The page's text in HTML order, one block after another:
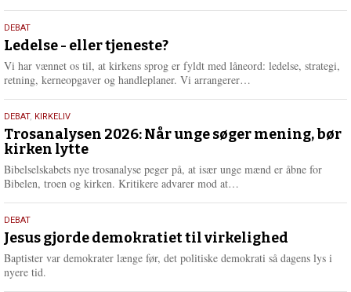
e
r
e
10.
juni
2026
DEBAT
Ledelse - eller tjeneste?
Vi har vænnet os til, at kirkens sprog er fyldt med låneord: ledelse, strategi,
retning, kerneopgaver og handleplaner. Vi arrangerer…
e
2.
juni
2026
DEBAT, KIRKELIV
Trosanalysen 2026: Når unge søger mening, bør
kirken lytte
Bibelselskabets nye trosanalyse peger på, at især unge mænd er åbne for
Bibelen, troen og kirken. Kritikere advarer mod at…
e
r
18.
maj
2026
DEBAT
Jesus gjorde demokratiet til virkelighed
Baptister var demokrater længe før, det politiske demokrati så dagens lys i
nyere tid.